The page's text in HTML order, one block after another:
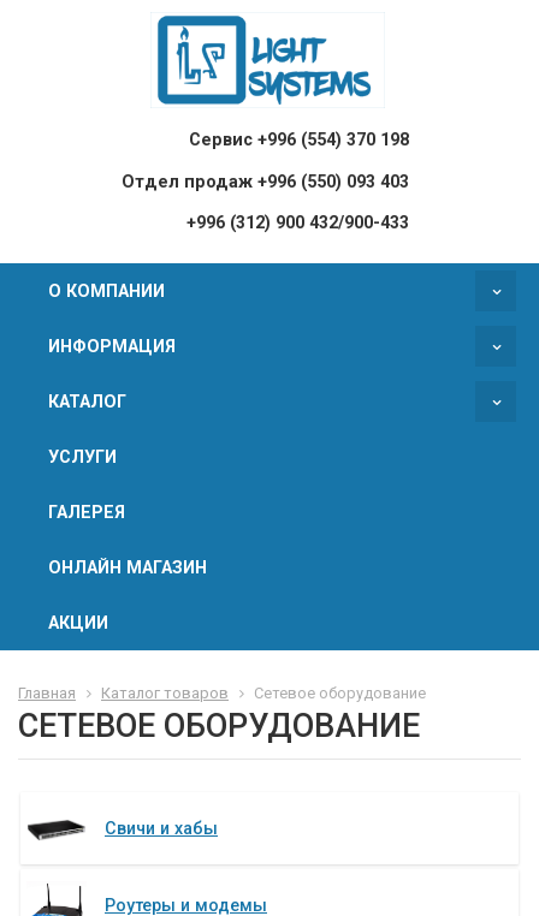
Сервис +996 (554) 370 198
Отдел продаж +996 (550) 093 403
+996 (312) 900 432/900-433
О КОМПАНИИ
ИНФОРМАЦИЯ
КАТАЛОГ
УСЛУГИ
ГАЛЕРЕЯ
ОНЛАЙН МАГАЗИН
АКЦИИ
Главная Каталог товаров Сетевое оборудование
СЕТЕВОЕ ОБОРУДОВАНИЕ
Свичи и хабы
Роутеры и модемы